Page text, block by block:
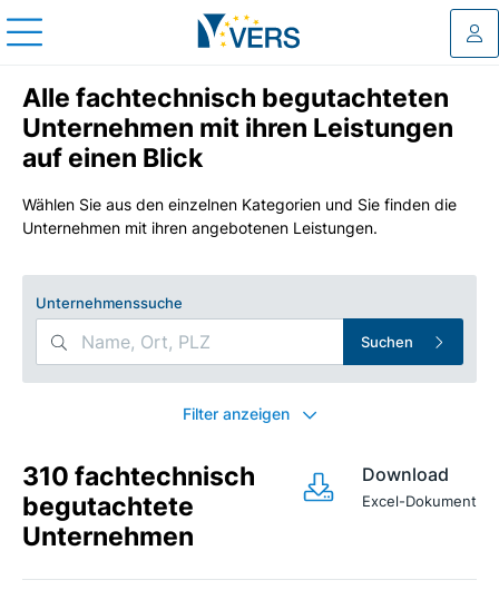
Alle fachtechnisch begutachteten
Unternehmen mit ihren Leistungen
auf einen Blick
Wählen Sie aus den einzelnen Kategorien und Sie finden die
Unternehmen mit ihren angebotenen Leistungen.
Unternehmenssuche
Suchen
Filter anzeigen
310 fachtechnisch
begutachtete
Unternehmen
Download
Excel-Dokument